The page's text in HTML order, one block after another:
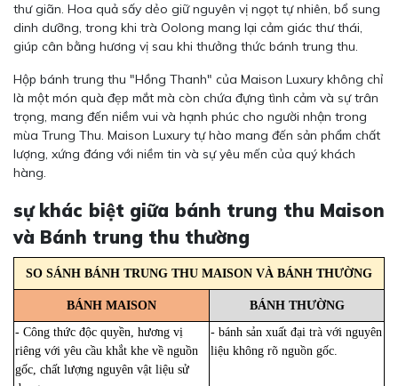
thư giãn. Hoa quả sấy dẻo giữ nguyên vị ngọt tự nhiên, bổ sung
dinh dưỡng, trong khi trà Oolong mang lại cảm giác thư thái,
giúp cân bằng hương vị sau khi thưởng thức bánh trung thu.
Hộp bánh trung thu "Hồng Thanh" của Maison Luxury không chỉ
là một món quà đẹp mắt mà còn chứa đựng tình cảm và sự trân
trọng, mang đến niềm vui và hạnh phúc cho người nhận trong
mùa Trung Thu. Maison Luxury tự hào mang đến sản phẩm chất
lượng, xứng đáng với niềm tin và sự yêu mến của quý khách
hàng.
sự khác biệt giữa bánh trung thu Maison
và Bánh trung thu thường
SO SÁNH BÁNH TRUNG THU MAISON VÀ BÁNH THƯỜNG
BÁNH MAISON
BÁNH THƯỜNG
- Công thức độc quyền, hương vị
riêng với yêu cầu khắt khe về nguồn
gốc, chất lượng nguyên vật liệu sử
- bánh sản xuất đại trà với nguyên
liệu không rõ nguồn gốc.